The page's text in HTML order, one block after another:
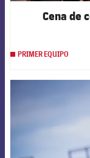
Cena de
PRIMER EQUIPO